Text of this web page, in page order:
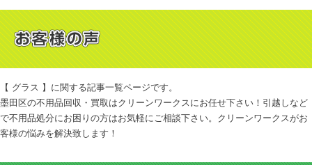
【 グラス 】に関する記事一覧ページです。
墨田区の不用品回収・買取はクリーンワークスにお任せ下さい！引越しなど
で不用品処分にお困りの方はお気軽にご相談下さい。クリーンワークスがお
客様の悩みを解決致します！